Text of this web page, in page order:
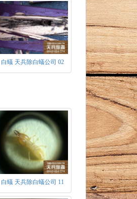
白蟻 天兵除白蟻公司 02
白蟻 天兵除白蟻公司 11